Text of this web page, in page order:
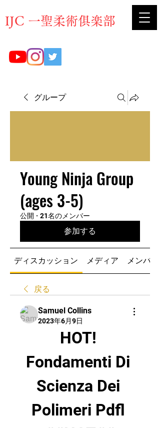
​IJC 一聖柔術俱楽部
グループ
Young Ninja Group
(ages 3-5)
公開 · 21名のメンバー
参加する
ディスカッション メディア メンバー
戻る
Samuel Collins
2023年6月9日
HOT!
Fondamenti Di
Scienza Dei
Polimeri Pdfl